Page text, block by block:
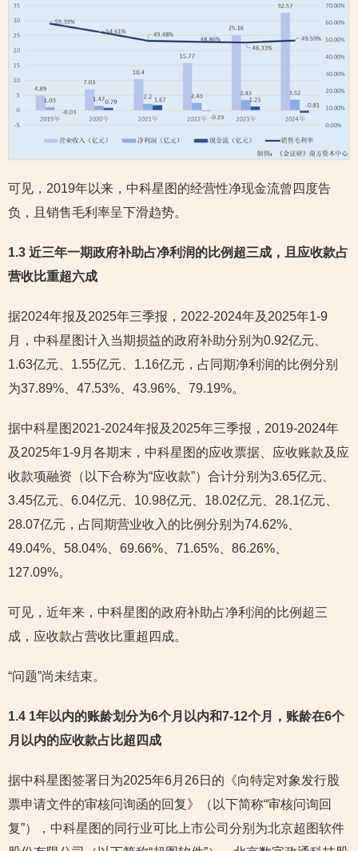
可见，2019年以来，中科星图的经营性净现金流曾四度告
负，且销售毛利率呈下滑趋势。
1.3 近三年一期政府补助占净利润的比例超三成，且应收款占
营收比重超六成
据2024年报及2025年三季报，2022-2024年及2025年1-9
月，中科星图计入当期损益的政府补助分别为0.92亿元、
1.63亿元、1.55亿元、1.16亿元，占同期净利润的比例分别
为37.89%、47.53%、43.96%、79.19%。
据中科星图2021-2024年报及2025年三季报，2019-2024年
及2025年1-9月各期末，中科星图的应收票据、应收账款及应
收款项融资（以下合称为“应收款”）合计分别为3.65亿元、
3.45亿元、6.04亿元、10.98亿元、18.02亿元、28.1亿元、
28.07亿元，占同期营业收入的比例分别为74.62%、
49.04%、58.04%、69.66%、71.65%、86.26%、
127.09%。
可见，近年来，中科星图的政府补助占净利润的比例超三
成，应收款占营收比重超四成。
“问题”尚未结束。
1.4 1年以内的账龄划分为6个月以内和7-12个月，账龄在6个
月以内的应收款占比超四成
据中科星图签署日为2025年6月26日的《向特定对象发行股
票申请文件的审核问询函的回复》（以下简称“审核问询回
复”），中科星图的同行业可比上市公司分别为北京超图软件